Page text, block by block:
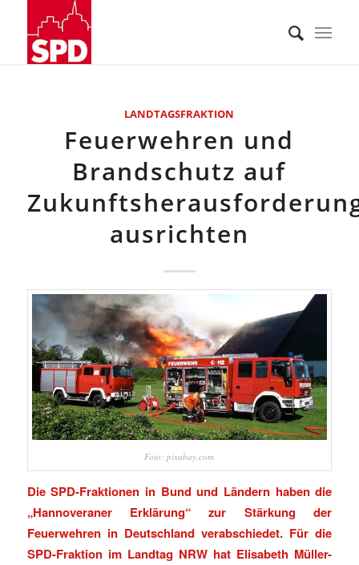
LANDTAGSFRAKTION
Feuerwehren und
Brandschutz auf
ausrichten
Foto: pixabay.com
Die SPD-Fraktionen in Bund und Ländern haben die
„Hannoveraner Erklärung“ zur Stärkung der
Feuerwehren in Deutschland verabschiedet. Für die
SPD-Fraktion im Landtag NRW hat Elisabeth Müller-